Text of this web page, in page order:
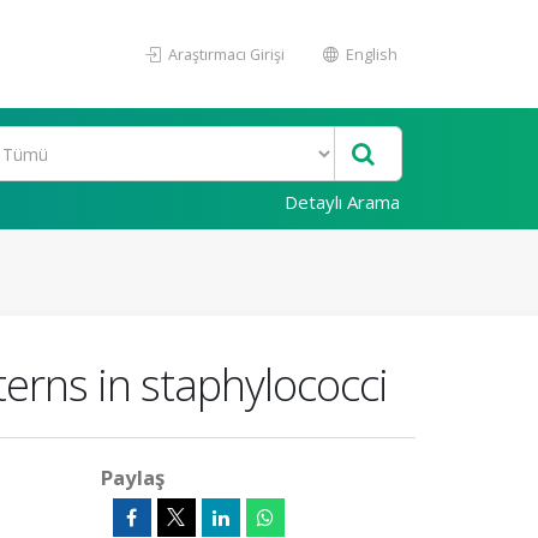
Araştırmacı Girişi English
Detaylı Arama
in staphylococci
Paylaş